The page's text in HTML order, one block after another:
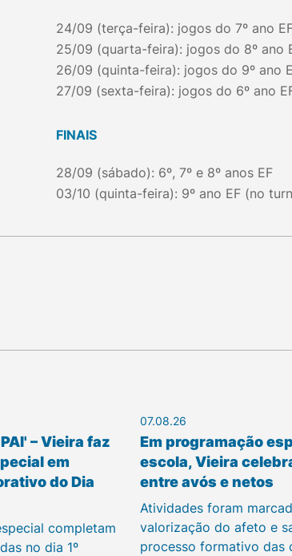
24/09 (terça-feira): jogos do 7º ano
25/09 (quarta-feira): jogos do 8º ano
26/09 (quinta-feira): jogos do 9º ano
27/09 (sexta-feira): jogos do 6º ano
FINAIS
28/09 (sábado): 6º, 7º e 8º anos EF
03/10 (quinta-feira): 9º ano EF (no
– Vieira faz
em
do Dia
completam
no dia 1º
07.08.26
Em programação
escola, Vieira
entre avós e netos
Atividades foram
valorização do afeto e
processo formativo das